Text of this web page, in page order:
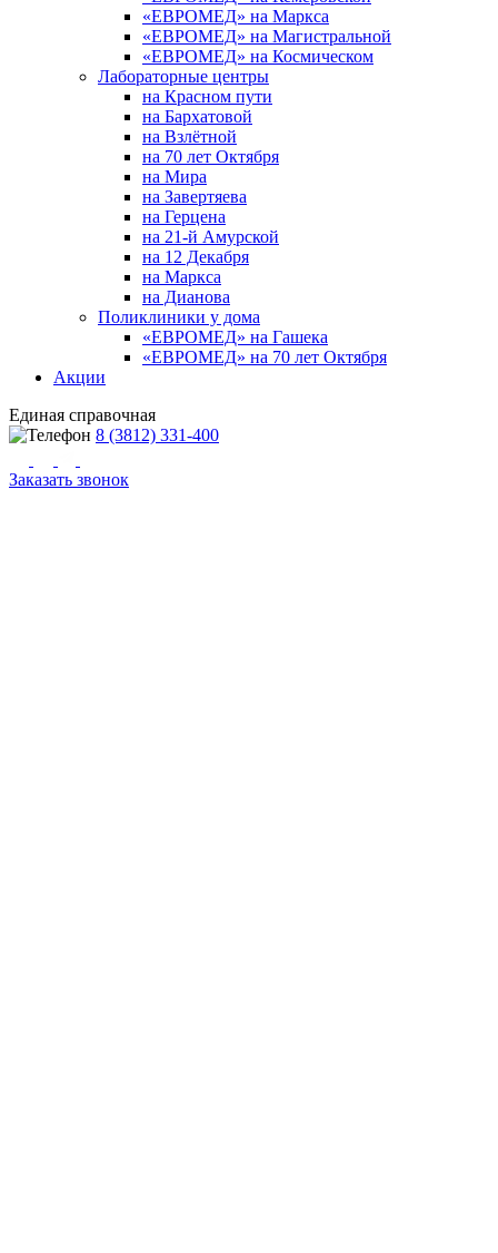
«ЕВРОМЕД» на Маркса
«ЕВРОМЕД» на Магистральной
«ЕВРОМЕД» на Космическом
Лабораторные центры
на Красном пути
на Бархатовой
на Взлётной
на 70 лет Октября
на Мира
на Завертяева
на Герцена
на 21-й Амурской
на 12 Декабря
на Маркса
на Дианова
Поликлиники у дома
«ЕВРОМЕД» на Гашека
«ЕВРОМЕД» на 70 лет Октября
Акции
Единая справочная
8 (3812) 331-400
Заказать звонок